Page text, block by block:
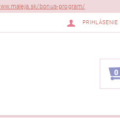
bonus-program/
PRIHLÁSENIE
0